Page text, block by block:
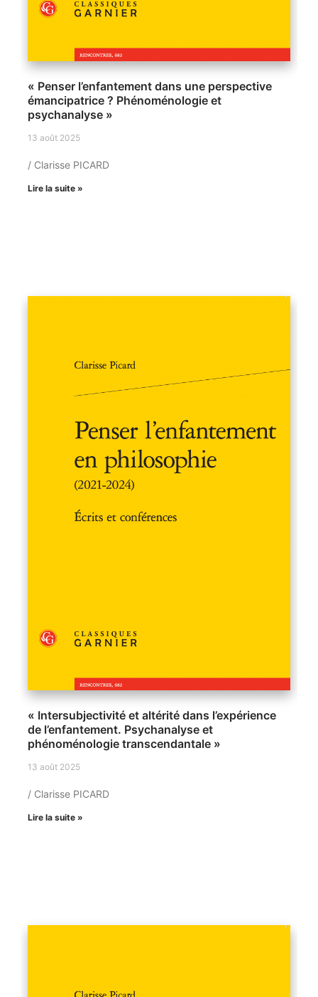
« Penser l’enfantement dans une perspective
émancipatrice ? Phénoménologie et
psychanalyse »
13 août 2025
/ Clarisse PICARD
Lire la suite »
« Intersubjectivité et altérité dans l’expérience
de l’enfantement. Psychanalyse et
phénoménologie transcendantale »
13 août 2025
/ Clarisse PICARD
Lire la suite »